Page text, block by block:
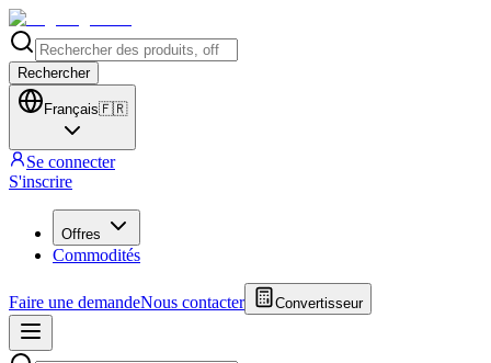
Rechercher
Français🇫🇷
Se connecter
S'inscrire
Offres
Commodités
Faire une demandeNous contacter Convertisseur